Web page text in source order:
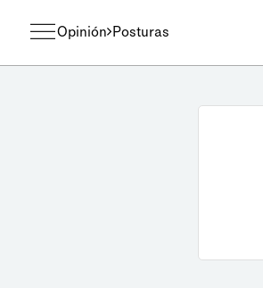
Opinión Posturas